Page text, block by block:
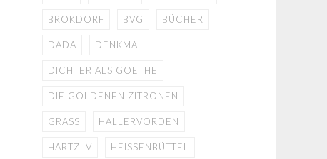
BROKDORF BVG BÜCHER
DADA DENKMAL
DICHTER ALS GOETHE
DIE GOLDENEN ZITRONEN
GRASS HALLERVORDEN
HARTZ IV HEISSENBÜTTEL